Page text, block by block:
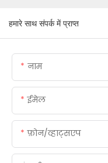
हमारे साथ संपर्क में प्राप्त
नाम
ईमेल
फ़ोन/व्हाट्सएप